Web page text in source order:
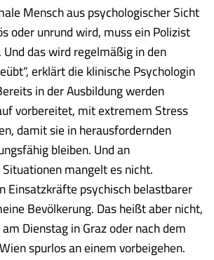
Mensch aus psychologischer Sicht
oder unrund wird, muss ein Polizist
das wird regelmäßig in den
erklärt die klinische Psychologin
in der Ausbildung werden
vorbereitet, mit extremem Stress
damit sie in herausfordernden
bleiben. Und an
mangelt es nicht.
Einsatzkräfte psychisch belastbarer
Bevölkerung. Das heißt aber nicht,
Dienstag in Graz oder nach dem
spurlos an einem vorbeigehen.